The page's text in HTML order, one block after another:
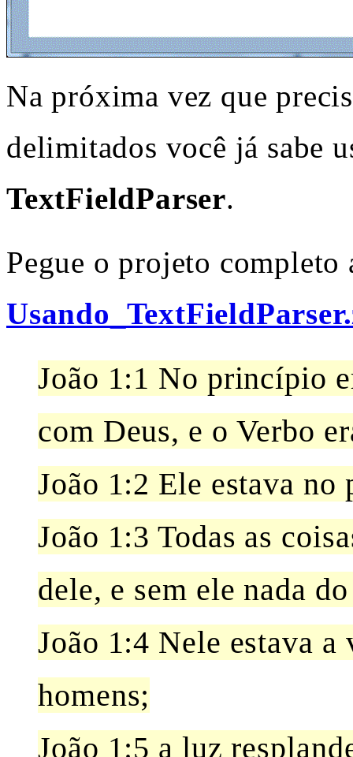
Na próxima vez que
delimitados você já sabe
TextFieldParser.
Pegue o projeto
João 1:1 No princípio
com Deus, e o Verbo
João 1:2 Ele estava
João 1:3 Todas as
dele, e sem ele nada
João 1:4 Nele estava
homens;
João 1:5 a luz